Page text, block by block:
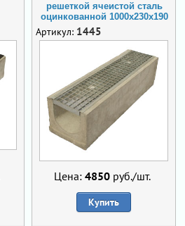
решеткой ячеистой сталь
оцинкованной 1000x230x190
Артикул: 1445
Цена: 4850руб./шт.
Купить